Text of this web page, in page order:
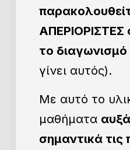
ΑΠΕΡΙΟΡΙΣΤΕΣ
το διαγωνισμό
γίνει αυτός).
Με αυτό το
μαθήματα
σημαντικά τις